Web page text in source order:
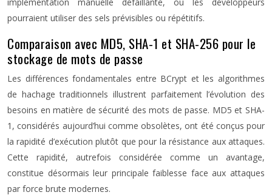
pourraient utiliser des sels prévisibles ou répétitifs.
Comparaison avec MD5, SHA-1 et SHA-256 pour le
stockage de mots de passe
Les différences fondamentales entre BCrypt et les algorithmes
de hachage traditionnels illustrent parfaitement l’évolution des
besoins en matière de sécurité des mots de passe. MD5 et SHA-
1, considérés aujourd’hui comme obsolètes, ont été conçus pour
la rapidité d’exécution plutôt que pour la résistance aux attaques.
Cette rapidité, autrefois considérée comme un avantage,
constitue désormais leur principale faiblesse face aux attaques
par force brute modernes.